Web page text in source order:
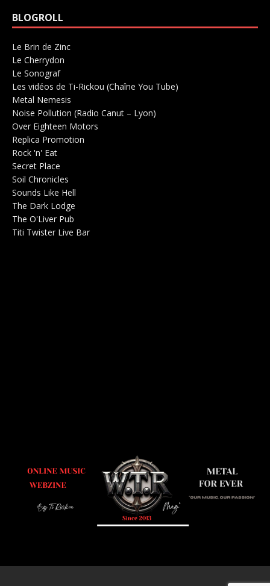
BLOGROLL
Le Brin de Zinc
Le Cherrydon
Le SonografSalle de concerts 0
Les vidéos de Ti-Rickou (Chaîne You Tube)
Metal Nemesis
Noise Pollution (Radio Canut – Lyon)
Over Eighteen Motors
Replica Promotion
Rock 'n' Eat
Secret Place
Soil Chronicles
Sounds Like Hell
The Dark Lodge
The O'Liver Pub
Titi Twister Live Bar